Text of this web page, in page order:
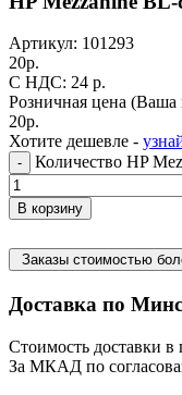
Артикул: 101293
20р.
C НДС: 24 р.
Розничная цена (Ваша
20р.
Хотите дешевле -
- Количество HP
В корзину
Заказы стоимостью
Доставка по
Стоимость доставки
За МКАД по